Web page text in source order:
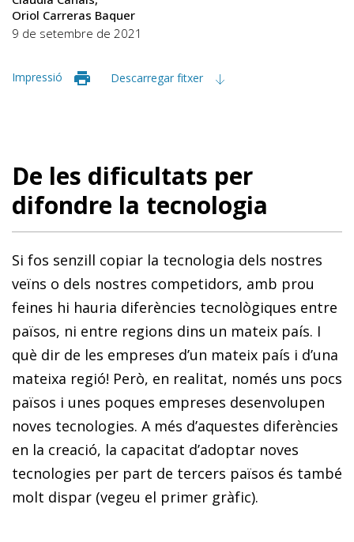
Oriol Carreras Baquer
9 de setembre de 2021
Impressió Descarregar fitxer
De les dificultats per
difondre la tecnologia
Si fos senzill copiar la tecnologia dels nostres
veïns o dels nostres competidors, amb prou
feines hi hauria diferències tecnològiques entre
països, ni entre regions dins un mateix país. I
què dir de les empreses d’un mateix país i d’una
mateixa regió! Però, en realitat, només uns pocs
països i unes poques empreses desenvolupen
noves tecnologies. A més d’aquestes diferències
en la creació, la capacitat d’adoptar noves
tecnologies per part de tercers països és també
molt dispar (vegeu el primer gràfic).